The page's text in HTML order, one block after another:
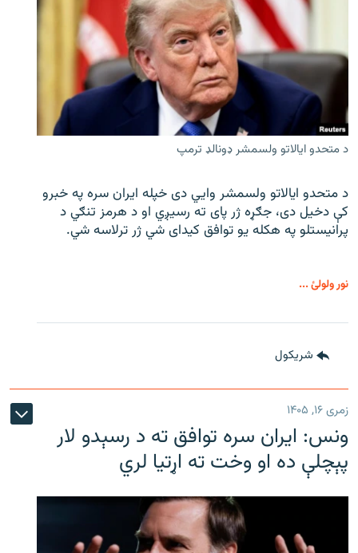
د متحدو ایالاتو ولسمشر ډونالډ ترمپ
د متحدو ایالاتو ولسمشر وايي دی خپله ایران سره په خبرو
کې دخیل دی، جګړه ژر پای ته رسیږي او د هرمز تنګي د
پرانیستلو په هکله یو توافق کیدای شي ژر ترلاسه شي.
نور ولولئ ...
شريکول
زمری ۱۶, ۱۴۰۵
ونس: ایران سره توافق ته د رسېدو لار
پېچلې ده او وخت ته اړتیا لري